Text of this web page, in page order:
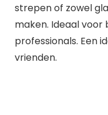
strepen of zowel
maken. Ideaal voor
professionals. Een
vrienden.